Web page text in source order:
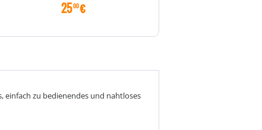
2500€
einfach zu bedienendes und nahtloses